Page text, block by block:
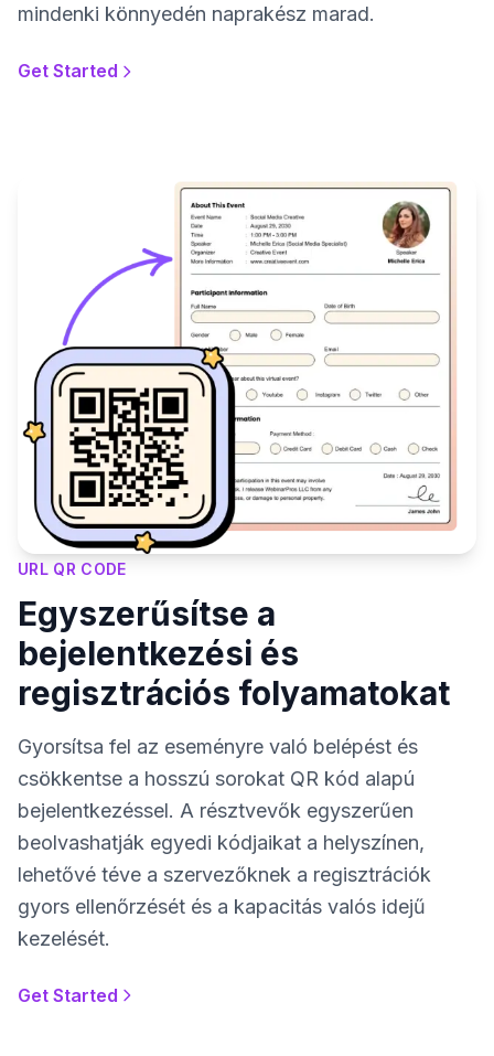
mindenki könnyedén naprakész marad.
Get Started
URL QR CODE
Egyszerűsítse a
bejelentkezési és
regisztrációs folyamatokat
Gyorsítsa fel az eseményre való belépést és
csökkentse a hosszú sorokat QR kód alapú
bejelentkezéssel. A résztvevők egyszerűen
beolvashatják egyedi kódjaikat a helyszínen,
lehetővé téve a szervezőknek a regisztrációk
gyors ellenőrzését és a kapacitás valós idejű
kezelését.
Get Started